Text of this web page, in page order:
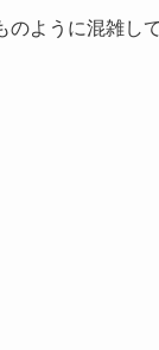
のように混雑し